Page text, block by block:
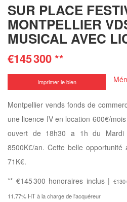
SUR PLACE
MONTPELLIER
MUSICAL AVEC
€145 300**
Imprimer le bien
Montpellier vends fonds de
une licence IV en location 600€/
ouvert de 18h30 a 1h du
8500K€/an. Cette belle
71K€.
** €145 300 honoraires inclus |€130
11.77% HT à la charge de l'acquéreur